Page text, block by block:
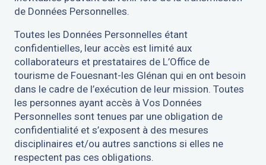
de Données Personnelles.
Toutes les Données Personnelles étant
confidentielles, leur accès est limité aux
collaborateurs et prestataires de L’Office de
tourisme de Fouesnant-les Glénan qui en ont besoin
dans le cadre de l’exécution de leur mission. Toutes
les personnes ayant accès à Vos Données
Personnelles sont tenues par une obligation de
confidentialité et s’exposent à des mesures
disciplinaires et/ou autres sanctions si elles ne
respectent pas ces obligations.